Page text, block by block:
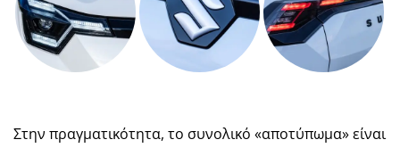
Στην πραγματικότητα, το συνολικό «αποτύπωμα» είναι